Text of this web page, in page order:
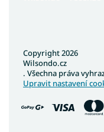
Copyright 2026
Wilsondo.cz
. Všechna práva
Upravit nastavení